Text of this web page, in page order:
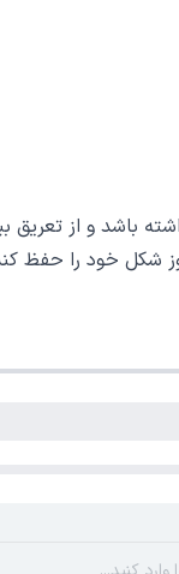
باشد و از
شکل خود را حفظ